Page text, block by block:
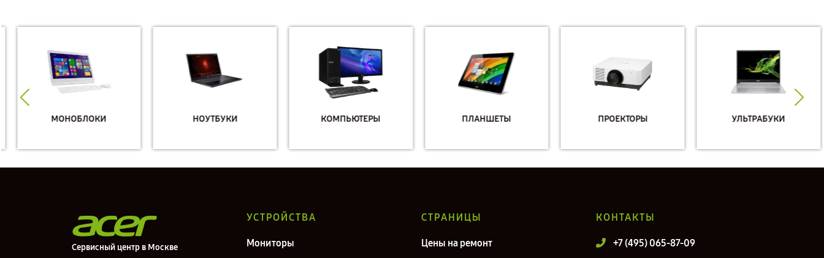
МОНОБЛОКИ НОУТБУКИ КОМПЬЮТЕРЫ ПЛАНШЕТЫ ПРОЕКТОРЫ УЛЬТРАБУКИ
Сервисный центр в Москве
УСТРОЙСТВА
Мониторы
СТРАНИЦЫ
Цены на ремонт
КОНТАКТЫ
+7 (495) 065-87-09